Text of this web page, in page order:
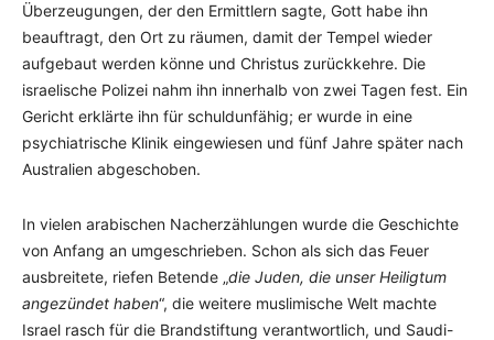
Überzeugungen, der den Ermittlern sagte, Gott habe ihn
beauftragt, den Ort zu räumen, damit der Tempel wieder
aufgebaut werden könne und Christus zurückkehre. Die
israelische Polizei nahm ihn innerhalb von zwei Tagen fest. Ein
Gericht erklärte ihn für schuldunfähig; er wurde in eine
psychiatrische Klinik eingewiesen und fünf Jahre später nach
Australien abgeschoben.
In vielen arabischen Nacherzählungen wurde die Geschichte
von Anfang an umgeschrieben. Schon als sich das Feuer
ausbreitete, riefen Betende „die Juden, die unser Heiligtum
angezündet haben“, die weitere muslimische Welt machte
Israel rasch für die Brandstiftung verantwortlich, und Saudi-